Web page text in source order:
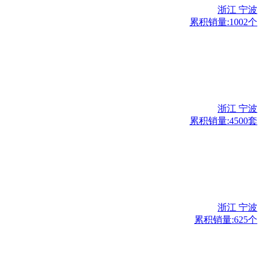
浙江 宁波
累积销量:1002个
浙江 宁波
累积销量:4500套
浙江 宁波
累积销量:625个